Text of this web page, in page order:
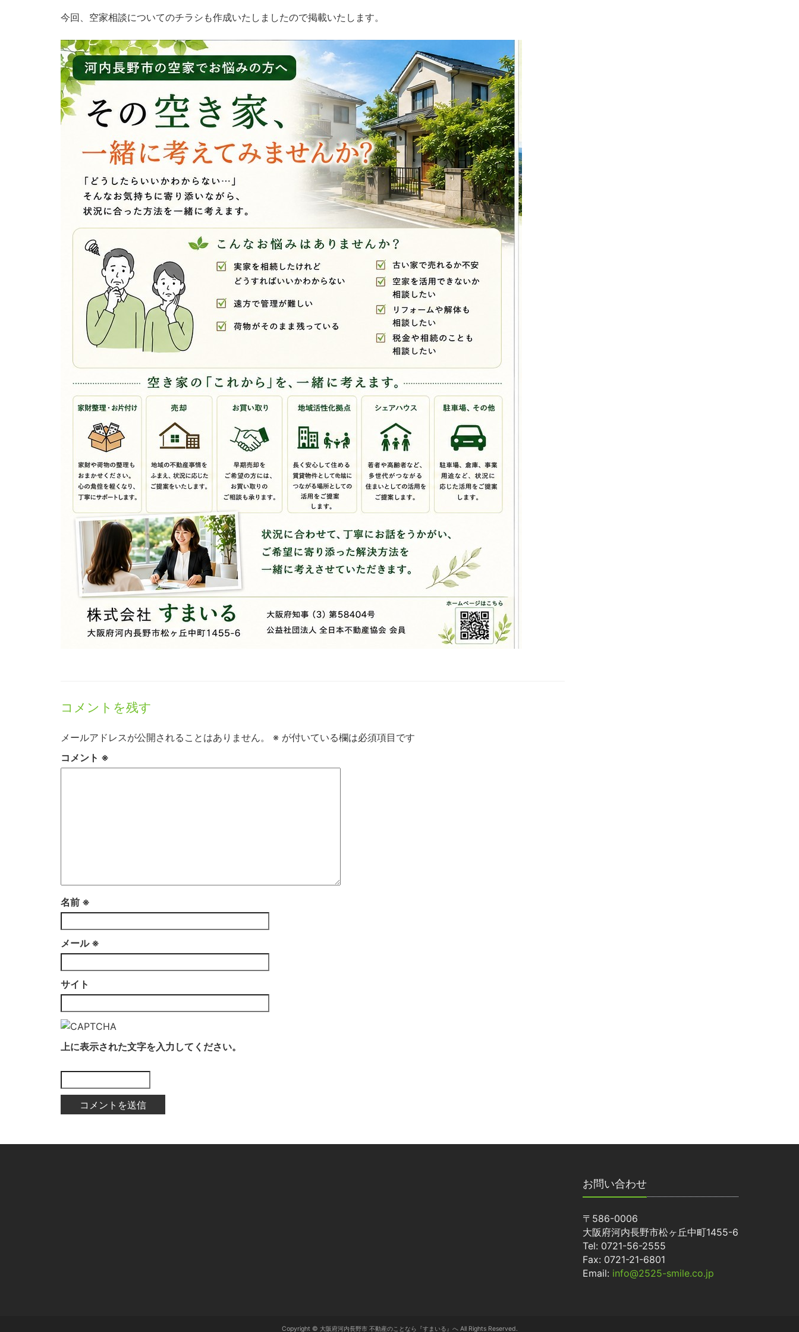
今回、空家相談についてのチラシも作成いたしましたので掲載いたします。
コメントを残す
メールアドレスが公開されることはありません。 ※ が付いている欄は必須項目です
コメント ※
名前 ※
メール ※
サイト
上に表示された文字を入力してください。
お問い合わせ
〒586-0006
大阪府河内長野市松ヶ丘中町1455-6
Tel: 0721-56-2555
Fax: 0721-21-6801
Email: info@2525-smile.co.jp
Copyright © 大阪府河内長野市 不動産のことなら『すまいる』へ All Rights Reserved.